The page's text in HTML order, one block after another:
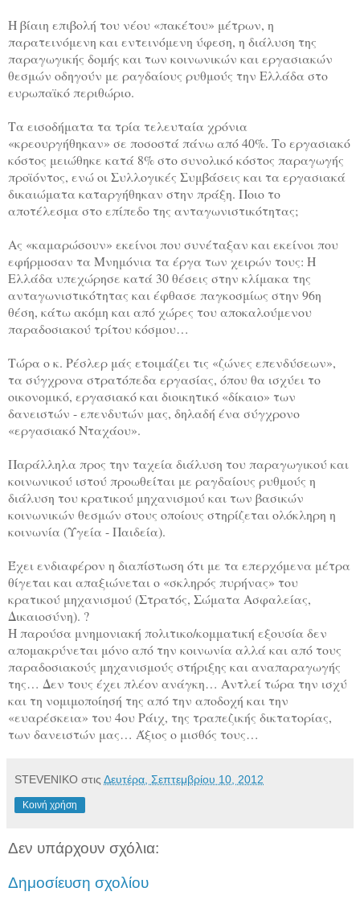
Η βίαιη επιβολή του νέου «πακέτου» μέτρων, η
παρατεινόμενη και εντεινόμενη ύφεση, η διάλυση της
παραγωγικής δομής και των κοινωνικών και εργασιακών
θεσμών οδηγούν με ραγδαίους ρυθμούς την Ελλάδα στο
ευρωπαϊκό περιθώριο.
Τα εισοδήματα τα τρία τελευταία χρόνια
«κρεουργήθηκαν» σε ποσοστά πάνω από 40%. Το εργασιακό
κόστος μειώθηκε κατά 8% στο συνολικό κόστος παραγωγής
προϊόντος, ενώ οι Συλλογικές Συμβάσεις και τα εργασιακά
δικαιώματα καταργήθηκαν στην πράξη. Ποιο το
αποτέλεσμα στο επίπεδο της ανταγωνιστικότητας;
Ας «καμαρώσουν» εκείνοι που συνέταξαν και εκείνοι που
εφήρμοσαν τα Μνημόνια τα έργα των χειρών τους: Η
Ελλάδα υπεχώρησε κατά 30 θέσεις στην κλίμακα της
ανταγωνιστικότητας και έφθασε παγκοσμίως στην 96η
θέση, κάτω ακόμη και από χώρες του αποκαλούμενου
παραδοσιακού τρίτου κόσμου…
Τώρα ο κ. Ρέσλερ μάς ετοιμάζει τις «ζώνες επενδύσεων»,
τα σύγχρονα στρατόπεδα εργασίας, όπου θα ισχύει το
οικονομικό, εργασιακό και διοικητικό «δίκαιο» των
δανειστών - επενδυτών μας, δηλαδή ένα σύγχρονο
«εργασιακό Νταχάου».
Παράλληλα προς την ταχεία διάλυση του παραγωγικού και
κοινωνικού ιστού προωθείται με ραγδαίους ρυθμούς η
διάλυση του κρατικού μηχανισμού και των βασικών
κοινωνικών θεσμών στους οποίους στηρίζεται ολόκληρη η
κοινωνία (Υγεία - Παιδεία).
Έχει ενδιαφέρον η διαπίστωση ότι με τα επερχόμενα μέτρα
θίγεται και απαξιώνεται ο «σκληρός πυρήνας» του
κρατικού μηχανισμού (Στρατός, Σώματα Ασφαλείας,
Δικαιοσύνη). ?
Η παρούσα μνημονιακή πολιτικο/κομματική εξουσία δεν
απομακρύνεται μόνο από την κοινωνία αλλά και από τους
παραδοσιακούς μηχανισμούς στήριξης και αναπαραγωγής
της… Δεν τους έχει πλέον ανάγκη… Αντλεί τώρα την ισχύ
και τη νομιμοποίησή της από την αποδοχή και την
«ευαρέσκεια» του 4ου Ράιχ, της τραπεζικής δικτατορίας,
των δανειστών μας… Άξιος ο μισθός τους…
STEVENIKO στις Δευτέρα, Σεπτεμβρίου 10, 2012
Κοινή χρήση
Δεν υπάρχουν σχόλια:
Δημοσίευση σχολίου